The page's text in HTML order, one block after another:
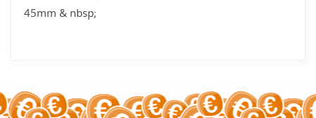
45mm & nbsp;